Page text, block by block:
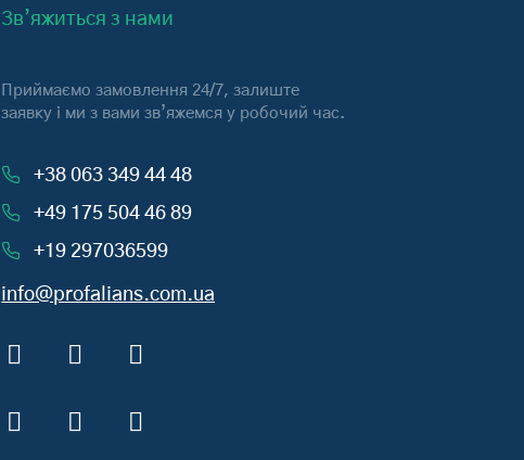
Зв’яжиться з нами
Приймаємо замовлення 24/7, залиште
заявку і ми з вами зв’яжемся у робочий час.
+38 063 349 44 48
+49 175 504 46 89
+19 297036599
info@profalians.com.ua